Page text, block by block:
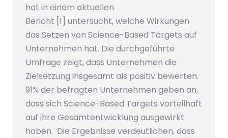
hat in einem aktuellen
Bericht [1] untersucht, welche Wirkungen
das Setzen von Science-Based Targets auf
Unternehmen hat. Die durchgeführte
Umfrage zeigt, dass Unternehmen die
Zielsetzung insgesamt als positiv bewerten.
91% der befragten Unternehmen geben an,
dass sich Science-Based Targets vorteilhaft
auf ihre Gesamtentwicklung ausgewirkt
haben. Die Ergebnisse verdeutlichen, dass